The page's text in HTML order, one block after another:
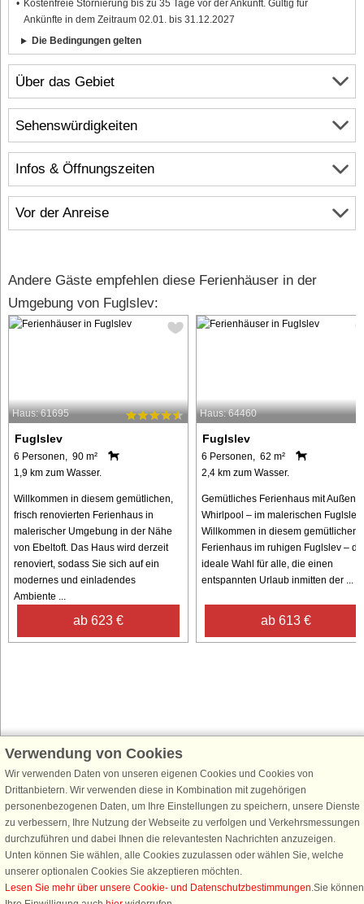
Über das Gebiet
Infos & Öffnungszeiten
Vor der Anreise
Kostenfreie Stornierung bis zu 35 Tage vor der Ankunft. Gültig für
Ankünfte in dem Zeitraum 02.01. bis 31.12.2027
Die Bedingungen gelten
Sehenswürdigkeiten
Andere Gäste empfehlen diese Ferienhäuser in der
Umgebung von Fuglslev:
Haus: 61695
Fuglslev
6 Personen, 90 m²
1,9 km zum Wasser.
Willkommen in diesem gemütlichen,
frisch renovierten Ferienhaus in
malerischer Umgebung in der Nähe
von Ebeltoft. Das Haus wird derzeit
renoviert, sodass Sie sich auf ein
modernes und einladendes
Ambiente ...
ab 623 €
Haus: 64460
Fuglslev
6 Personen, 62 m²
2,4 km zum Wasser.
Gemütliches Ferienhaus mit Außen-
Whirlpool – im malerischen Fuglslev
Willkommen in diesem gemütlichen
Ferienhaus im ruhigen Fuglslev –
ideale Wahl für alle, die einen
entspannten Urlaub inmitten der ...
ab 613 €
Schließen Sie sich 100.000 Ferienhaus-Fans an
Erhalten Sie einenWillkommensgutschein von 25 € für Ihren nächsten
Ferienhausurlaub - melden Sie sich einfach für den DanCenter Newsletter
an. Verpassen Sie nie wieder exklusive Angebote, Gewinnspiele und
Urlaubstipps!
Verwendung von Cookies
Wir verwenden Daten von unseren eigenen Cookies und Cookies von
Drittanbietern. Wir verwenden diese in Kombination mit zugehörigen
personenbezogenen Daten, um Ihre Einstellungen zu speichern, unsere Dienste
zu verbessern, Ihre Nutzung der Webseite zu verfolgen und Verkehrsmessungen
durchzuführen und dabei Ihnen die relevantesten Nachrichten anzuzeigen.
Unten können Sie wählen, alle Cookies zuzulassen oder wählen Sie, welche
unserer optionalen Cookies Sie akzeptieren möchten.
Lesen Sie mehr über unsere Cookie- und Datenschutzbestimmungen.Sie können